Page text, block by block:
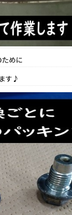
めに
す♪